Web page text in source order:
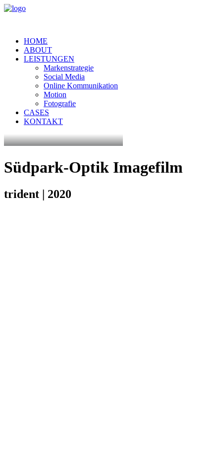
HOME
ABOUT
LEISTUNGEN
Markenstrategie
Social Media
Online Kommunikation
Motion
Fotografie
CASES
KONTAKT
Südpark-Optik Imagefilm
trident | 2020